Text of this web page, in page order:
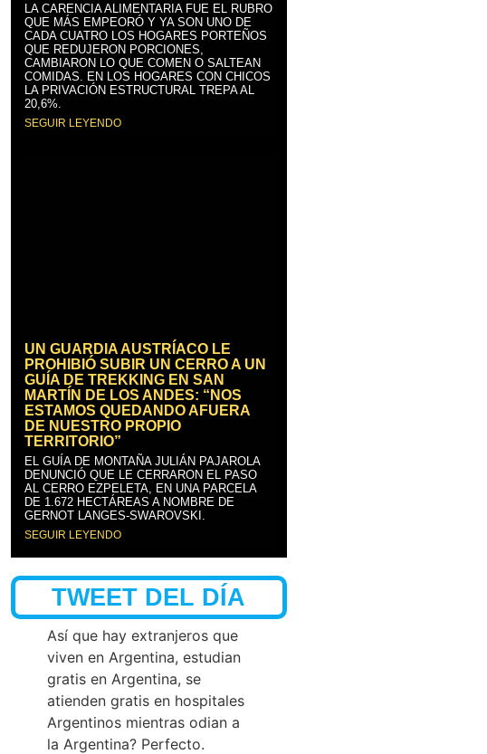
LA CARENCIA ALIMENTARIA FUE EL RUBRO
QUE MÁS EMPEORÓ Y YA SON UNO DE
CADA CUATRO LOS HOGARES PORTEÑOS
QUE REDUJERON PORCIONES,
CAMBIARON LO QUE COMEN O SALTEAN
COMIDAS. EN LOS HOGARES CON CHICOS
LA PRIVACIÓN ESTRUCTURAL TREPA AL
20,6%.
SEGUIR LEYENDO
UN GUARDIA AUSTRÍACO LE
PROHIBIÓ SUBIR UN CERRO A UN
GUÍA DE TREKKING EN SAN
MARTÍN DE LOS ANDES: “NOS
ESTAMOS QUEDANDO AFUERA
DE NUESTRO PROPIO
TERRITORIO”
EL GUÍA DE MONTAÑA JULIÁN PAJAROLA
DENUNCIÓ QUE LE CERRARON EL PASO
AL CERRO EZPELETA, EN UNA PARCELA
DE 1.672 HECTÁREAS A NOMBRE DE
GERNOT LANGES-SWAROVSKI.
SEGUIR LEYENDO
TWEET DEL DÍA
Así que hay extranjeros que
viven en Argentina, estudian
gratis en Argentina, se
atienden gratis en hospitales
Argentinos mientras odian a
la Argentina? Perfecto.